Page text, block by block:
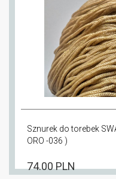
Sznurek do torebek
ORO -036 )
74.00 PLN